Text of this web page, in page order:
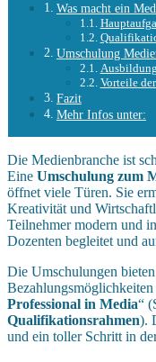
Was macht ein
Umschulung
Vorteile
Fazit
Mehr Infos unter:
Die Medienbranche ist
Eine Umschulung zum
öffnet viele Türen. Sie
Kreativität und
Teilnehmer modern und
Dozenten begleitet und
Die Umschulungen
Professional in Media“
Qualifikationsrahmen).
und ein toller Schritt in